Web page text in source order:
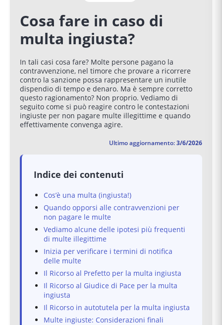
Cosa fare in caso di
multa ingiusta?
In tali casi cosa fare? Molte persone pagano la
contravvenzione, nel timore che provare a ricorrere
contro la sanzione possa rappresentare un inutile
dispendio di tempo e denaro. Ma è sempre corretto
questo ragionamento? Non proprio. Vediamo di
seguito come si può reagire contro le contestazioni
ingiuste per non pagare multe illegittime e quando
effettivamente convenga agire.
Ultimo aggiornamento:3/6/2026
Indice dei contenuti
Cos’è una multa (ingiusta!)
Quando opporsi alle contravvenzioni per
non pagare le multe
Vediamo alcune delle ipotesi più frequenti
di multe illegittime
Inizia per verificare i termini di notifica
delle multe
Il Ricorso al Prefetto per la multa ingiusta
Il Ricorso al Giudice di Pace per la multa
ingiusta
Il Ricorso in autotutela per la multa ingiusta
Multe ingiuste: Considerazioni finali